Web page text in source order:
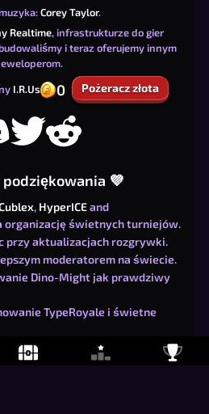
Corey Taylor.
Realtime, infrastrukturze do gier
i teraz oferujemy innym
I.R.Us 0 Pożeracz złota
💜
, HyperICEand
organizację świetnych turniejów.
przy aktualizacjach rozgrywki.
moderatorem na świecie.
Dino-Might jak prawdziwy
TypeRoyale i świetne
50. poziomu jako pierwszy i
pomysłów.